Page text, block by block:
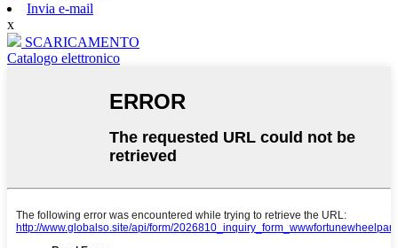
Invia e-mail
x
SCARICAMENTO
Catalogo elettronico